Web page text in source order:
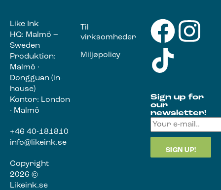
Like Ink
HQ: Malmö –
Sweden
Produktion:
Malmö ·
Dongguan (in-
house)
Kontor: London
· Malmö
+46 40-181810
info@likeink.se
Copyright
2026 ©
Likeink.se
Til
virksomheder
Miljøpolicy
Sign up for
our
newsletter!